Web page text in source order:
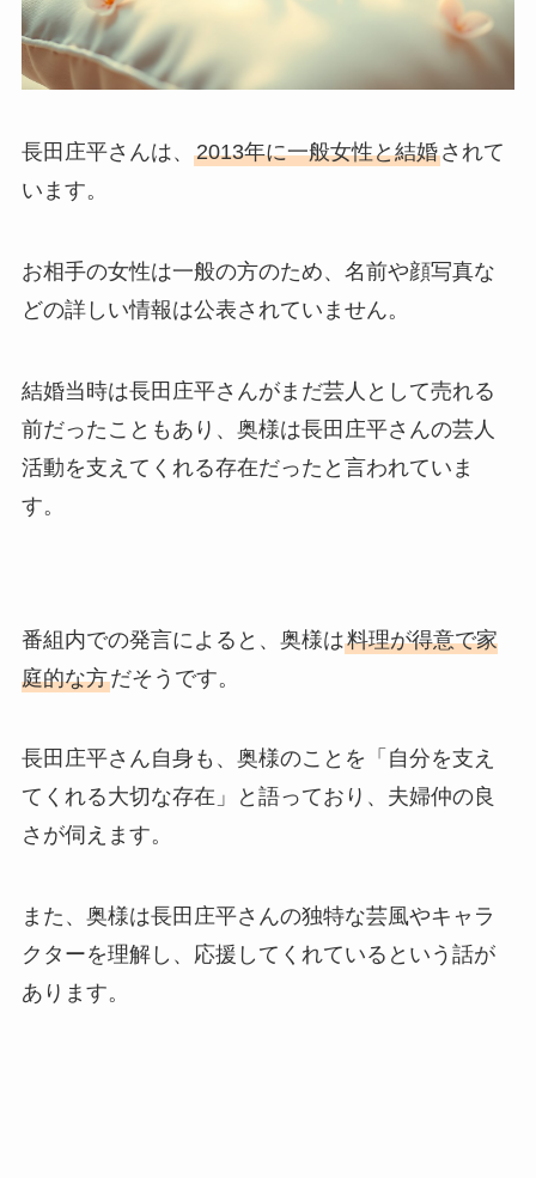
長田庄平さんは、 2013年に一般女性と結婚されて
います。
お相手の女性は一般の方のため、名前や顔写真な
どの詳しい情報は公表されていません。
結婚当時は長田庄平さんがまだ芸人として売れる
前だったこともあり、奥様は長田庄平さんの芸人
活動を支えてくれる存在だったと言われていま
す。
番組内での発言によると、奥様は料理が得意で家
庭的な方だそうです。
長田庄平さん自身も、奥様のことを「自分を支え
てくれる大切な存在」と語っており、夫婦仲の良
さが伺えます。
また、奥様は長田庄平さんの独特な芸風やキャラ
クターを理解し、応援してくれているという話が
あります。